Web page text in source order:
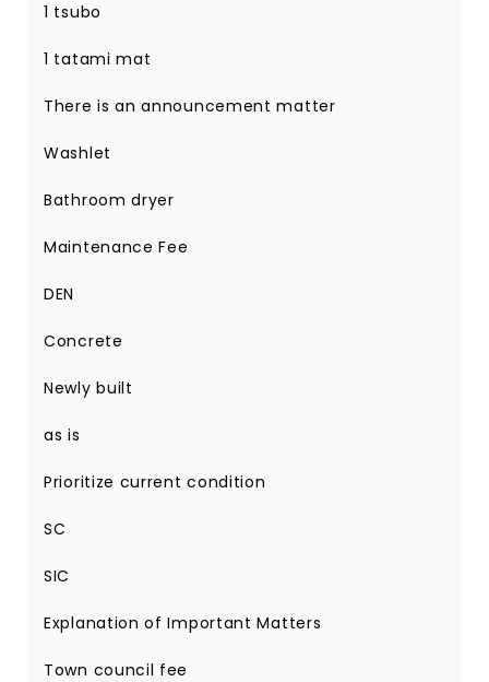
1 tsubo
1 tatami mat
There is an announcement matter
Washlet
Bathroom dryer
Maintenance Fee
DEN
Concrete
Newly built
as is
Prioritize current condition
SC
SIC
Explanation of Important Matters
Town council fee